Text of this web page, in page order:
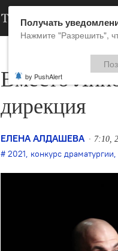
Вместо
дирекция
ЕЛЕНА АЛДАШЕВА 7:10,
2021, конкурс драматургии,
Получать
Нажмите "Разрешить",
by PushAlert